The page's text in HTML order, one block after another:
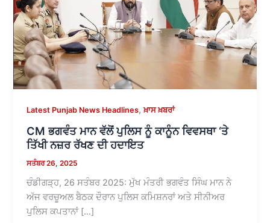
Latest Punjab News Headlines,ਖ਼ਾਸ ਖ਼ਬਰਾਂ
CM ਭਗਵੰਤ ਮਾਨ ਵੱਲੋਂ ਪੁਲਿਸ ਨੂੰ ਕਾਨੂੰਨ ਵਿਵਸਥਾ ‘ਤੇ
ਤਿੱਖੀ ਨਜ਼ਰ ਰੱਖਣ ਦੀ ਹਦਾਇਤ
ਸਤੰਬਰ 26, 2025
ਚੰਡੀਗੜ੍ਹ, 26 ਸਤੰਬਰ 2025: ਮੁੱਖ ਮੰਤਰੀ ਭਗਵੰਤ ਸਿੰਘ ਮਾਨ ਨੇ
ਅੱਜ ਵਰਚੂਅਲ ਬੈਠਕ ਦੌਰਾਨ ਪੁਲਿਸ ਕਮਿਸ਼ਨਰਾਂ ਅਤੇ ਸੀਨੀਅਰ
ਪੁਲਿਸ ਕਪਤਾਨਾਂ […]